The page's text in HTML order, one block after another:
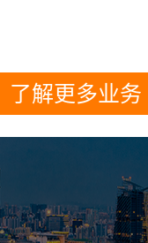
了解更多业务